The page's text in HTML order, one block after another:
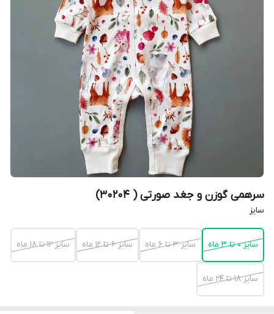
سرهمی گوزن و جغد صورتی ( 30204)
سایز
سایز 0 تا 3 ماه سایز 3 تا 6 ماه سایز 6 تا 12 ماه سایز 12 تا 18 ماه
سایز 18 تا 24 ماه